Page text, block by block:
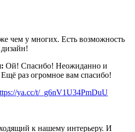
чем у многих. Есть возможность
Ой! Спасибо! Неожиданно и
раз огромное вам спасибо!
ya.cc/t/_g6nV1U34PmDuU
к нашему интерьеру. И